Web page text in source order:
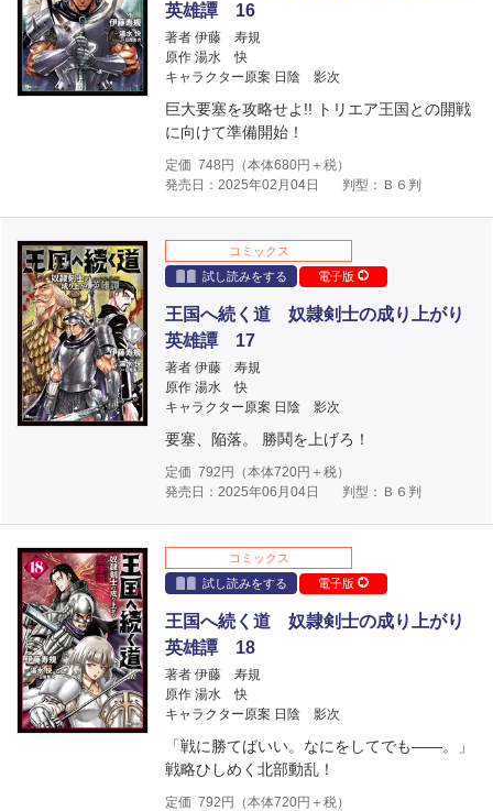
英雄譚 16
著者 伊藤 寿規
原作 湯水 快
キャラクター原案 日陰 影次
巨大要塞を攻略せよ!! トリエア王国との開戦
に向けて準備開始！
定価 748 円（本体680円＋税）
発売日：2025年02月04日
判型：Ｂ６判
コミックス
試し読みをする
電子版
王国へ続く道 奴隷剣士の成り上がり
英雄譚 17
著者 伊藤 寿規
原作 湯水 快
キャラクター原案 日陰 影次
要塞、陥落。 勝鬨を上げろ！
定価 792 円（本体720円＋税）
発売日：2025年06月04日
判型：Ｂ６判
コミックス
試し読みをする
電子版
王国へ続く道 奴隷剣士の成り上がり
英雄譚 18
著者 伊藤 寿規
原作 湯水 快
キャラクター原案 日陰 影次
「戦に勝てばいい。なにをしてでも――。」
戦略ひしめく北部動乱！
定価 792 円（本体720円＋税）